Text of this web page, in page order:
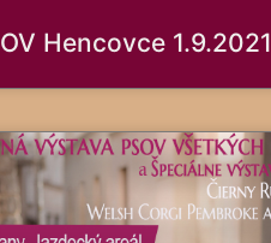
OV Hencovce 1.9.2021